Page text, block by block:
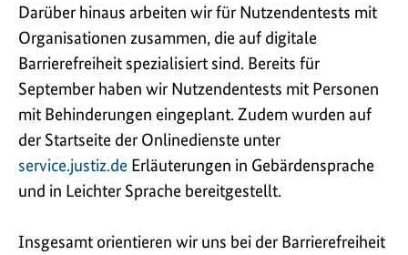
Darüber hinaus arbeiten wir für Nutzendentests mit
Organisationen zusammen, die auf digitale
Barrierefreiheit spezialisiert sind. Bereits für
September haben wir Nutzendentests mit Personen
mit Behinderungen eingeplant. Zudem wurden auf
der Startseite der Onlinedienste unter
service.justiz.de Erläuterungen in Gebärdensprache
und in Leichter Sprache bereitgestellt.
Insgesamt orientieren wir uns bei der Barrierefreiheit